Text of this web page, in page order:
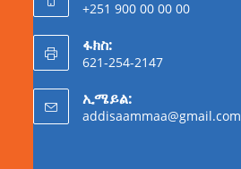
+251 900 00 00 00
ፋክስ:
621-254-2147
ኢሜይል:
addisaammaa@gmail.com